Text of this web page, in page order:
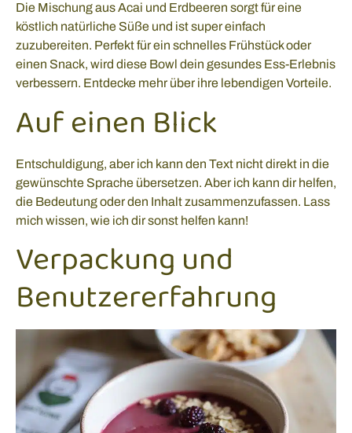
Die Mischung aus Acai und Erdbeeren sorgt für eine
köstlich natürliche Süße und ist super einfach
zuzubereiten. Perfekt für ein schnelles Frühstück oder
einen Snack, wird diese Bowl dein gesundes Ess-Erlebnis
verbessern. Entdecke mehr über ihre lebendigen Vorteile.
Auf einen Blick
Entschuldigung, aber ich kann den Text nicht direkt in die
gewünschte Sprache übersetzen. Aber ich kann dir helfen,
die Bedeutung oder den Inhalt zusammenzufassen. Lass
mich wissen, wie ich dir sonst helfen kann!
Verpackung und
Benutzererfahrung